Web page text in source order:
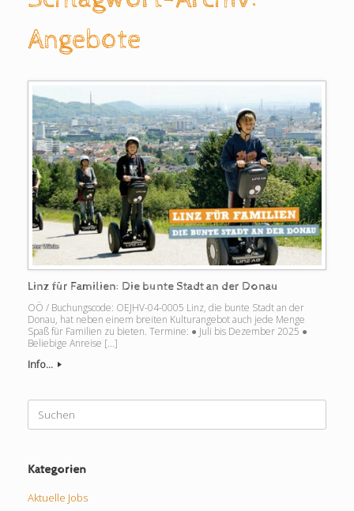
Angebote
Linz für Familien: Die bunte Stadt an der Donau
OÖ / Buchungscode: OEJHV-04-0005 Linz, die bunte Stadt an der
Donau, hat neben einem breiten Kulturangebot auch jede Menge
Spaß für Familien zu bieten. Termine: ● Juli bis Dezember 2025 ●
Beliebige Anreise […]
Info...
nach:
Kategorien
Aktuelle Jobs